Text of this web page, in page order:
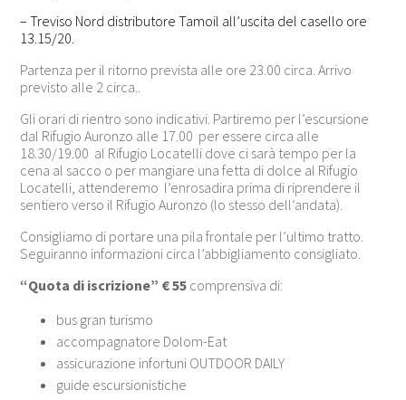
– Treviso Nord distributore Tamoil all’uscita del casello ore
13.15/20.
Partenza per il ritorno prevista alle ore 23.00 circa. Arrivo
previsto alle 2 circa..
Gli orari di rientro sono indicativi. Partiremo per l’escursione
dal Rifugio Auronzo alle 17.00 per essere circa alle
18.30/19.00 al Rifugio Locatelli dove ci sarà tempo per la
cena al sacco o per mangiare una fetta di dolce al Rifugio
Locatelli, attenderemo l’enrosadira prima di riprendere il
sentiero verso il Rifugio Auronzo (lo stesso dell’andata).
Consigliamo di portare una pila frontale per l’ultimo tratto.
Seguiranno informazioni circa l’abbigliamento consigliato.
“Quota di iscrizione” € 55 comprensiva di:
bus gran turismo
accompagnatore Dolom-Eat
assicurazione infortuni OUTDOOR DAILY
guide escursionistiche